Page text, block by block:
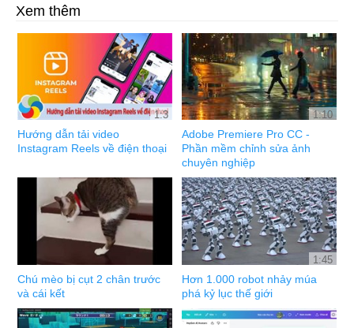
Xem thêm
1:3
Hướng dẫn tải video
Instagram Reels về điện thoại
1:10
Adobe Premiere Pro CC -
Phần mềm chỉnh sửa ảnh
chuyên nghiệp
Chú mèo bị cụt 2 chân trước
và cái kết
1:45
Hơn 1.000 robot nhảy múa
phá kỷ lục thế giới